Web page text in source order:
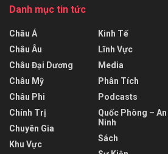
Danh mục tin tức
Châu Á
Châu Âu
Châu Đại Dương
Châu Mỹ
Châu Phi
Chính Trị
Chuyên Gia
Khu Vực
Kinh Tế
Lĩnh Vực
Media
Phân Tích
Podcasts
Quốc Phòng – An
Ninh
Sách